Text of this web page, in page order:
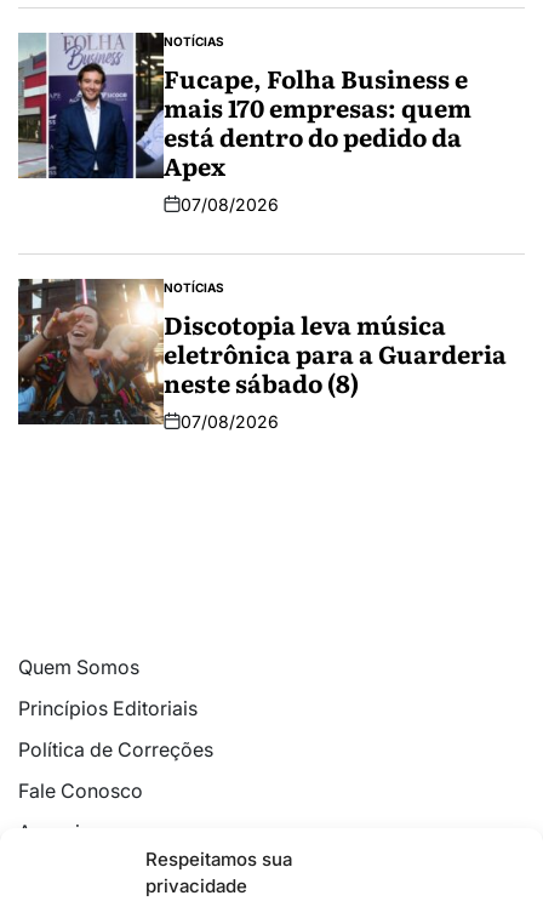
Respeitamos sua
privacidade
NOTÍCIAS
Fucape, Folha Business e
mais 170 empresas: quem
está dentro do pedido da
Apex
07/08/2026
NOTÍCIAS
Discotopia leva música
eletrônica para a Guarderia
neste sábado (8)
07/08/2026
Quem Somos
Princípios Editoriais
Política de Correções
Fale Conosco
Anuncie
Política de Cookies